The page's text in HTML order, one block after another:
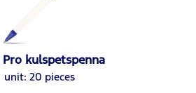
Pro kulspetspenna
unit: 20 pieces